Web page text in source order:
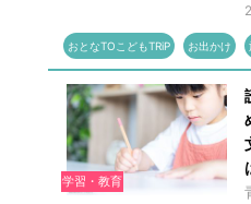
おとなTOこどもTRiP お出かけ
学習・教育